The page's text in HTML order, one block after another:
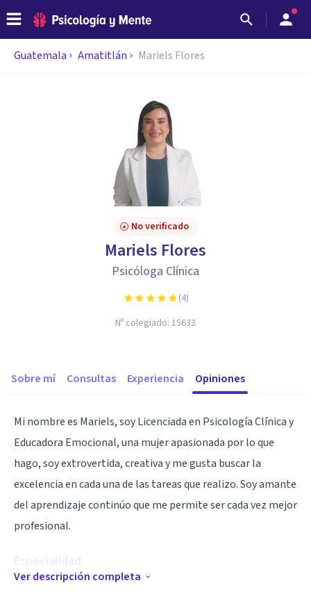
Guatemala Amatitlán Mariels Flores
No verificado
Mariels Flores
Psicóloga Clínica
(4)
Nº colegiado: 15633
Sobre mí Consultas Experiencia Opiniones
Mi nombre es Mariels, soy Licenciada en Psicología Clínica y
Educadora Emocional, una mujer apasionada por lo que
hago, soy extrovertida, creativa y me gusta buscar la
excelencia en cada una de las tareas que realizo. Soy amante
del aprendizaje continúo que me permite ser cada vez mejor
profesional.
Especialidad
Escucha activa
Ver descripción completa